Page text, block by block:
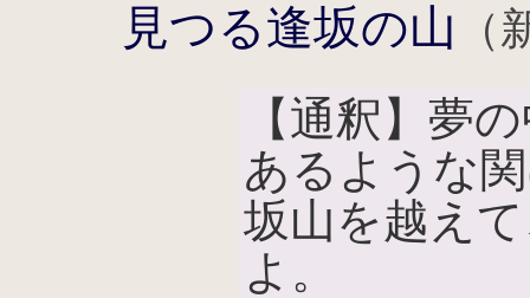
見つる逢坂の山 （
【通釈】夢
あるような
坂山を越え
よ。